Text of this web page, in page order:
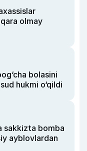
olmay
bolasini
hukmi o‘qildi
sakkizta bomba
ayblovlardan